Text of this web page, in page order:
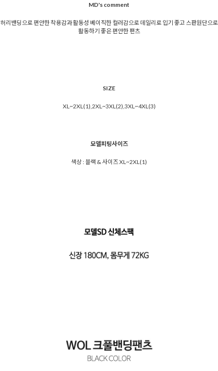
MD's comment
허리밴딩으로 편안한 착용감과 활동성 베이직한 컬러감으로 데일리로 입기 좋고 스판원단으로
활동하기 좋은 편안한 팬츠
SIZE
XL~2XL(1),2XL~3XL(2),3XL~4XL(3)
모델피팅사이즈
색상 : 블랙 & 사이즈 XL~2XL(1)